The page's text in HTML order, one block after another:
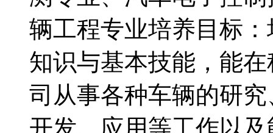
辆工程专业培养目标
知识与基本技能，能
司从事各种车辆的研